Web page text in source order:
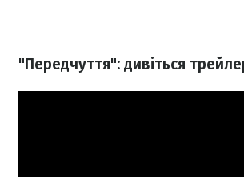
"Передчуття": дивіться